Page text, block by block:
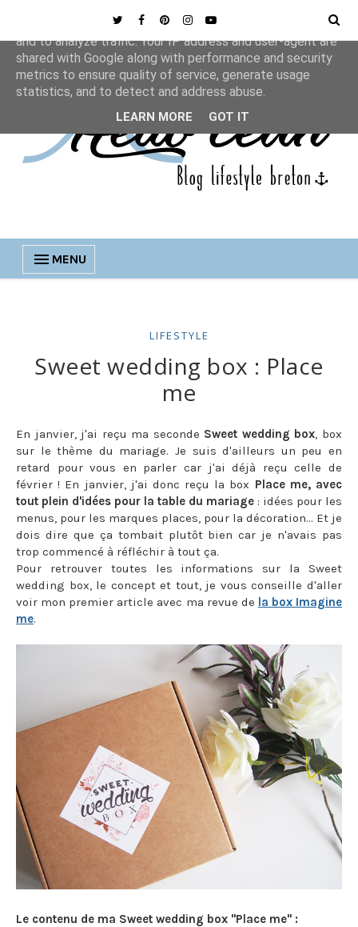
MENU
LIFESTYLE
Sweet wedding box : Place
me
En janvier, j'ai reçu ma seconde Sweet wedding box, box
sur le thème du mariage. Je suis d'ailleurs un peu en
retard pour vous en parler car j'ai déjà reçu celle de
février ! En janvier, j'ai donc reçu la box Place me, avec
tout plein d'idées pour la table du mariage : idées pour les
menus, pour les marques places, pour la décoration... Et je
dois dire que ça tombait plutôt bien car je n'avais pas
trop commencé à réfléchir à tout ça.
Pour retrouver toutes les informations sur la Sweet
wedding box, le concept et tout, je vous conseille d'aller
voir mon premier article avec ma revue de la box Imagine
me.
Le contenu de ma Sweet wedding box "Place me" :
This site uses cookies from Google to deliver its services
and to analyze traffic. Your IP address and user-agent are
shared with Google along with performance and security
metrics to ensure quality of service, generate usage
statistics, and to detect and address abuse.
LEARN MORE GOT IT